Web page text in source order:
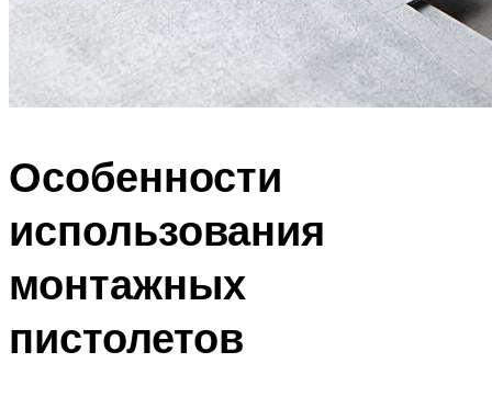
Особенности
использования
монтажных
пистолетов